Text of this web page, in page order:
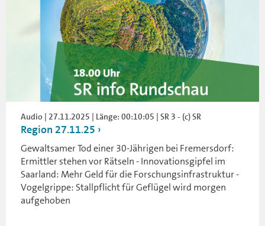
Audio | 27.11.2025 | Länge: 00:10:05 | SR 3 - (c) SR
Region 27.11.25
Gewaltsamer Tod einer 30-Jährigen bei Fremersdorf:
Ermittler stehen vor Rätseln - Innovationsgipfel im
Saarland: Mehr Geld für die Forschungsinfrastruktur -
Vogelgrippe: Stallpflicht für Geflügel wird morgen
aufgehoben